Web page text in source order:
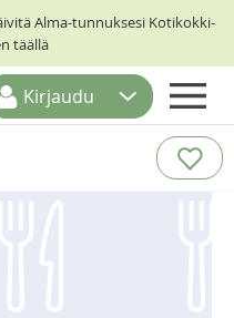
Alma-tunnuksesi Kotikokki-
täällä
Kirjaudu